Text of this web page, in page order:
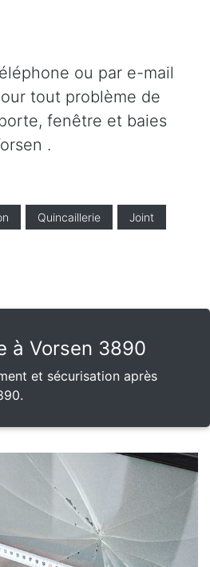
ou par e-mail
tout problème de
fenêtre et baies
.
Quincaillerie Joint
à Vorsen 3890
et sécurisation après